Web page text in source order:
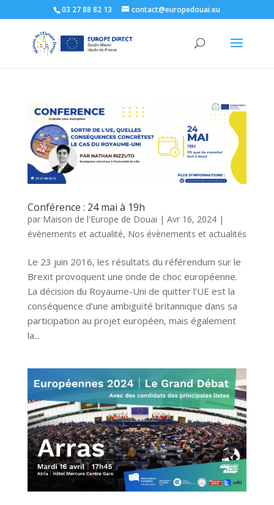
03 27 88 82 13 contact@europedouai.eu
Conférence : 24 mai à 19h
par Maison de l'Europe de Douai | Avr 16, 2024|
évènements et actualité, Nos évènements et actualités
Le 23 juin 2016, les résultats du référendum sur le
Brexit provoquent une onde de choc européenne.
La décision du Royaume-Uni de quitter l’UE est la
conséquence d’une ambiguïté britannique dans sa
participation au projet européen, mais également
la...